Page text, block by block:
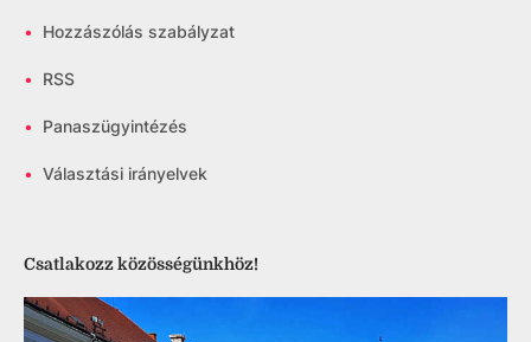
• Hozzászólás szabályzat
• RSS
• Panaszügyintézés
• Választási irányelvek
Csatlakozz közösségünkhöz!